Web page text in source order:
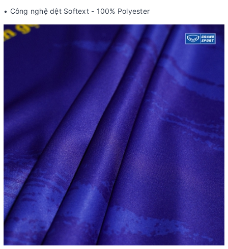
• Công nghệ dệt Softext - 100% Polyester